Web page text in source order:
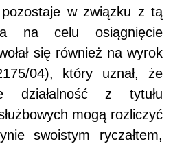
w związku z tą
na celu osiągnięcie
się również na wyrok
04), który uznał, że
działalność z tytułu
mogą rozliczyć
swoistym ryczałtem,